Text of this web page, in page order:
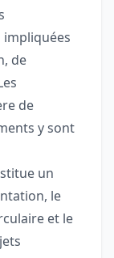
de
de
y sont
un
le
et le